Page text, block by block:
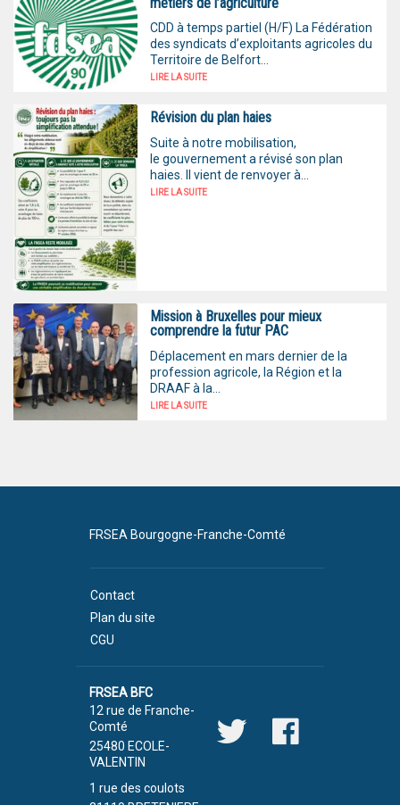
CDD à temps partiel (H/F) La Fédération
des syndicats d’exploitants agricoles du
Territoire de Belfort...
LIRE LA SUITE
Révision du plan haies
Suite à notre mobilisation,
le gouvernement a révisé son plan
haies. Il vient de renvoyer à...
LIRE LA SUITE
Mission à Bruxelles pour mieux
comprendre la futur PAC
Déplacement en mars dernier de la
profession agricole, la Région et la
DRAAF à la...
LIRE LA SUITE
FRSEA Bourgogne-Franche-Comté
Contact
Plan du site
CGU
FRSEA BFC
12 rue de Franche-
Comté
25480 ECOLE-
VALENTIN
1 rue des coulots